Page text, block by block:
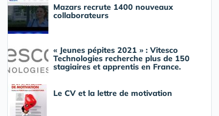
Mazars recrute 1400 nouveaux
collaborateurs
« Jeunes pépites 2021 » : Vitesco
Technologies recherche plus de 150
stagiaires et apprentis en France.
Le CV et la lettre de motivation